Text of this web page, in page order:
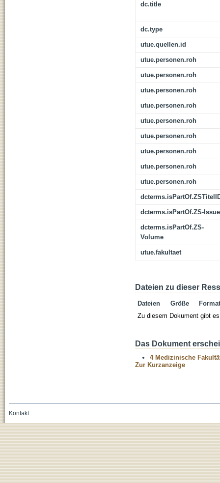
dc.title
dc.type
utue.quellen.id
utue.personen.roh
utue.personen.roh
utue.personen.roh
utue.personen.roh
utue.personen.roh
utue.personen.roh
utue.personen.roh
utue.personen.roh
utue.personen.roh
dcterms.isPartOf.ZS-Issue
dcterms.isPartOf.ZS-
Volume
utue.fakultaet
Dateien zu dieser
Dateien Größe
Format
Zu diesem Dokument gibt
Das Dokument
4 Medizinische
Zur Kurzanzeige
Kontakt